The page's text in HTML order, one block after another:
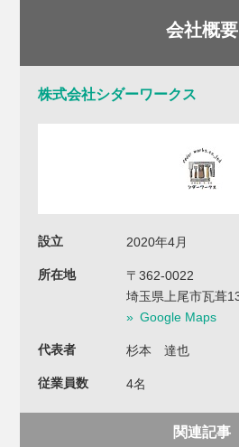
会社概要
株式会社シダーワークス
設立 2020年4月
所在地
〒362-0022
埼玉県上尾市瓦葺
Google Maps
代表者 杉本 達也
従業員数 4名
関連記事